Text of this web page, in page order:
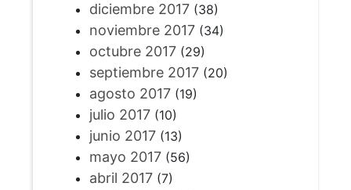
diciembre 2017(38)
noviembre 2017(34)
octubre 2017(29)
septiembre 2017(20)
agosto 2017(19)
julio 2017(10)
junio 2017(13)
mayo 2017(56)
abril 2017(7)